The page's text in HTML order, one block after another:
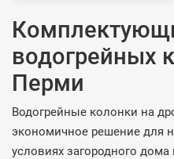
водогрейных
Перми
Водогрейные колонки на
экономичное решение для
условиях загородного